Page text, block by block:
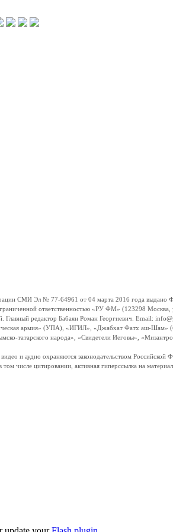
СМИ Эл № 77-64961 от 04 марта 2016 года выдано
ответственностью «РУ ФМ» (123298
Главный редактор Бабаян Роман Георгиевич. Email:
армия» (УПА), «ИГИЛ», «Джабхат Фатх аш-
народа», «Свидетели Иеговы»,
и аудио охраняются законодательством
числе цитировании, активная гиперссылка на